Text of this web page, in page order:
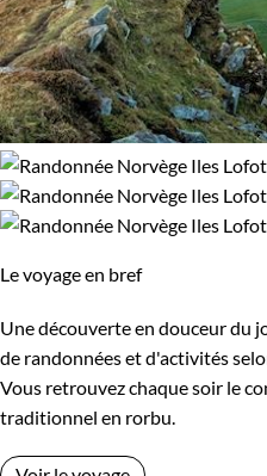
Le voyage en bref
Une découverte en douceur du
de randonnées et d'activités
Vous retrouvez chaque soir le
traditionnel en rorbu.